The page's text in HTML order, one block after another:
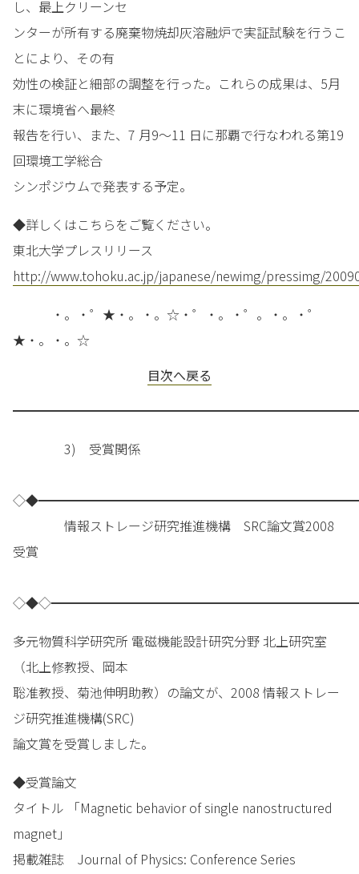
し、最上クリーンセ
ンターが所有する廃棄物焼却灰溶融炉で実証試験を行うこ
とにより、その有
効性の検証と細部の調整を行った。これらの成果は、5月
末に環境省へ最終
報告を行い、また、7 月9～11 日に那覇で行なわれる第19
回環境工学総合
シンポジウムで発表する予定。
◆詳しくはこちらをご覧ください。
東北大学プレスリリース
http://www.tohoku.ac.jp/japanese/newimg/pressimg/
・。・゜★・。・。☆・゜・。・゜。・。・゜
★・。・。☆
目次へ戻る
3) 受賞関係
情報ストレージ研究推進機構 SRC論文賞2008
受賞
多元物質科学研究所 電磁機能設計研究分野 北上研究室
（北上修教授、岡本
聡准教授、菊池伸明助教）の論文が、2008 情報ストレー
ジ研究推進機構(SRC)
論文賞を受賞しました。
◆受賞論文
タイトル 「Magnetic behavior of single nanostructured
magnet」
掲載雑誌 Journal of Physics: Conference Series